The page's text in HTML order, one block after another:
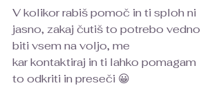
V kolikor rabiš pomoč in ti sploh ni
jasno, zakaj čutiš to potrebo vedno
biti vsem na voljo, me
kar kontaktiraj in ti lahko pomagam
to odkriti in preseči 😀